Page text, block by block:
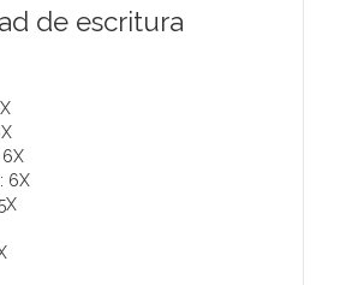
de escritura
6X
6X